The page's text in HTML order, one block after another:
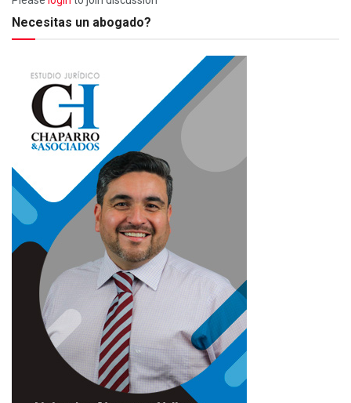
Necesitas un abogado?